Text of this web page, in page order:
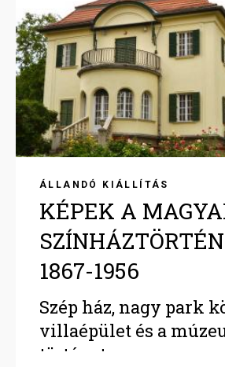
ÁLLANDÓ KIÁLLÍTÁS
KÉPEK A
1867-1956
Szép ház, nagy park
villaépület és a
története